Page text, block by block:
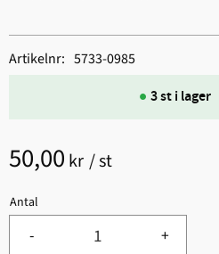
50,00 kr /st
Antal
+
-
3 st i lager
Artikelnr 5733-0985